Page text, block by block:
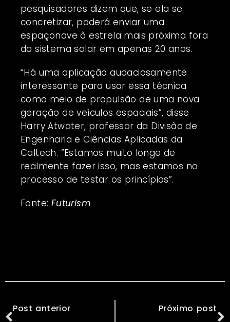
pesquisadores dizem que, se ela se
concretizar, poderá enviar uma
espaçonave à estrela mais próxima fora
do sistema solar em apenas 20 anos.
“Há uma aplicação audaciosamente
interessante para usar essa técnica
como meio de propulsão de uma nova
geração de veículos espaciais”, disse
Harry Atwater, professor da Divisão de
Engenharia e Ciências Aplicadas da
Caltech. “Estamos muito longe de
realmente fazer isso, mas estamos no
processo de testar os princípios”.
Fonte: Futurism
Post anterior
Próximo post